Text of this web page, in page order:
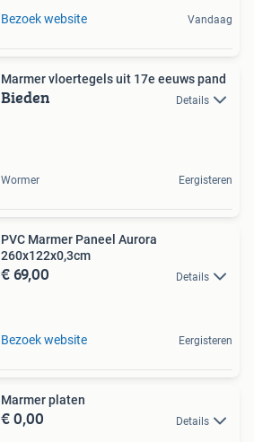
Bezoek website Vandaag
Marmer vloertegels uit 17e eeuws pand
Bieden Details
Wormer Eergisteren
PVC Marmer Paneel Aurora
260x122x0,3cm
€ 69,00 Details
Bezoek website Eergisteren
Marmer platen
€ 0,00 Details